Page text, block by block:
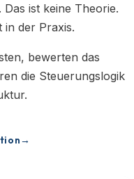
ist keine Theorie.
in der Praxis.
bewerten das
die Steuerungslogik